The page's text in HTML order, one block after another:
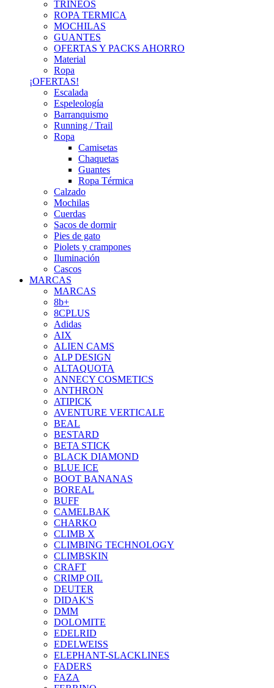
TRINEOS
ROPA TERMICA
MOCHILAS
GUANTES
OFERTAS Y PACKS AHORRO
Material
Ropa
¡OFERTAS!
Escalada
Espeleología
Barranquismo
Running / Trail
Ropa
Camisetas
Chaquetas
Guantes
Ropa Térmica
Calzado
Mochilas
Cuerdas
Sacos de dormir
Pies de gato
Piolets y crampones
Iluminación
Cascos
MARCAS
MARCAS
8b+
8CPLUS
Adidas
AIX
ALIEN CAMS
ALP DESIGN
ALTAQUOTA
ANNECY COSMETICS
ANTHRON
ATIPICK
AVENTURE VERTICALE
BEAL
BESTARD
BETA STICK
BLACK DIAMOND
BLUE ICE
BOOT BANANAS
BOREAL
BUFF
CAMELBAK
CHARKO
CLIMB X
CLIMBING TECHNOLOGY
CLIMBSKIN
CRAFT
CRIMP OIL
DEUTER
DIDAK'S
DMM
DOLOMITE
EDELRID
EDELWEISS
ELEPHANT-SLACKLINES
FADERS
FAZA